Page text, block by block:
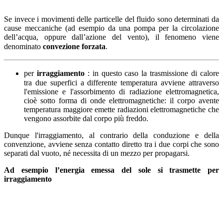
Se invece i movimenti delle particelle del fluido sono determinati da
cause meccaniche (ad esempio da una pompa per la circolazione
dell’acqua, oppure dall’azione del vento), il fenomeno viene
denominato convezione forzata.
per irraggiamento: in questo caso la trasmissione di calore
tra due superfici a differente temperatura avviene attraverso
l'emissione e l'assorbimento di radiazione elettromagnetica,
cioè sotto forma di onde elettromagnetiche: il corpo avente
temperatura maggiore emette radiazioni elettromagnetiche che
vengono assorbite dal corpo più freddo.
Dunque l'irraggiamento, al contrario della conduzione e della
convenzione, avviene senza contatto diretto tra i due corpi che sono
separati dal vuoto, né necessita di un mezzo per propagarsi.
Ad esempio l’energia emessa del sole si trasmette per
irraggiamento